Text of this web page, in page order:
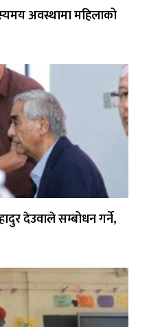
अवस्थामा महिलाको
देउवाले सम्बोधन गर्ने,